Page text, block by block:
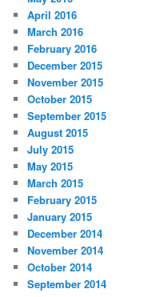
April 2016
March 2016
February 2016
December 2015
November 2015
October 2015
September 2015
August 2015
July 2015
May 2015
March 2015
February 2015
January 2015
December 2014
November 2014
October 2014
September 2014